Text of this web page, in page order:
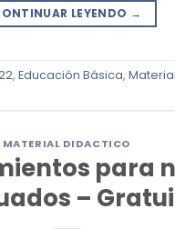
LEYENDO →
, Educación Básica,
MATERIAL DIDACTICO
para
–